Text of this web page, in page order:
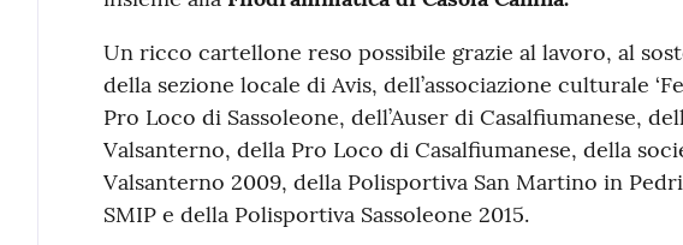
Un ricco cartellone reso possibile grazie al lavoro, al
della sezione locale di Avis, dell’associazione culturale
Pro Loco di Sassoleone, dell’Auser di Casalfiumanese,
Valsanterno, della Pro Loco di Casalfiumanese, della
Valsanterno 2009, della Polisportiva San Martino in
SMIP e della Polisportiva Sassoleone 2015.